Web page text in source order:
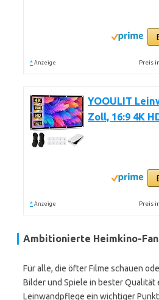
* Anzeige Preis
YOOULIT
Zoll, 16:9 4K
* Anzeige Preis
Ambitionierte Heimkino-
Für alle, die öfter Filme schauen
Bilder und Spiele in bester Qualität
Leinwandpflege ein wichtiger